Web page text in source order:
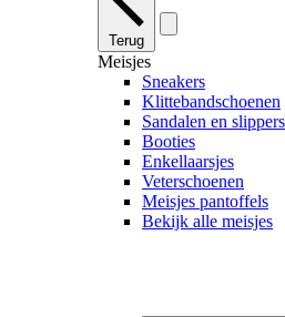
Terug
Meisjes
Sneakers
Klittebandschoenen
Sandalen en slippers
Booties
Enkellaarsjes
Veterschoenen
Meisjes pantoffels
Bekijk alle meisjes